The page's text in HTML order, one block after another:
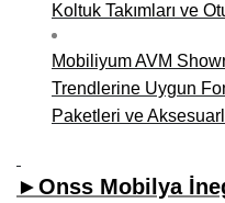
Koltuk Takımları ve
Mobiliyum AVM
Trendlerine Uygun
Paketleri ve
►Onss Mobilya